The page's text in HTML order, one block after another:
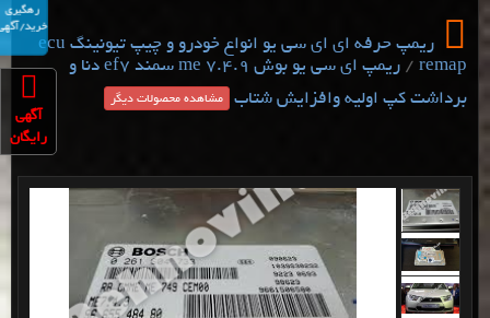
ریمپ حرفه ای ای سی یو انواع خودرو و چیپ تیونینگ ecu
remap
/
ریمپ ای سی یو بوش me 7.4.9 سمند ef7 دنا و
برداشت کپ اولیه وافزایش شتاب مشاهده محصولات دیگر
رهگیری
خرید/
آگهی
رایگان